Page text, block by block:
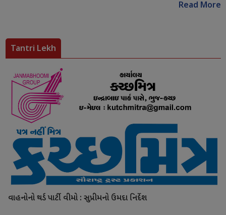
Read More
Tantri Lekh
વાહનોનો થર્ડ પાર્ટી વીમો : સુપ્રીમનો ઉમદા નિર્દેશ